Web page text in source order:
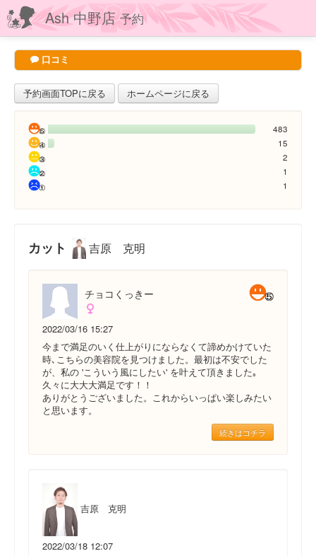
Ash 中野店予約
口コミ
予約画面TOPに戻る ホームページに戻る
483
15
2
1
1
カット 吉原 克明
チョコくっきー
2022/03/16 15:27
今まで満足のいく仕上がりにならなくて諦めかけていた
時､こちらの美容院を見つけました。最初は不安でした
が、私の 'こういう風にしたい' を叶えて頂きました｡
久々に大大大満足です！！
ありがとうございました。これからいっぱい楽しみたい
と思います。
続きはコチラ
吉原 克明
2022/03/18 12:07